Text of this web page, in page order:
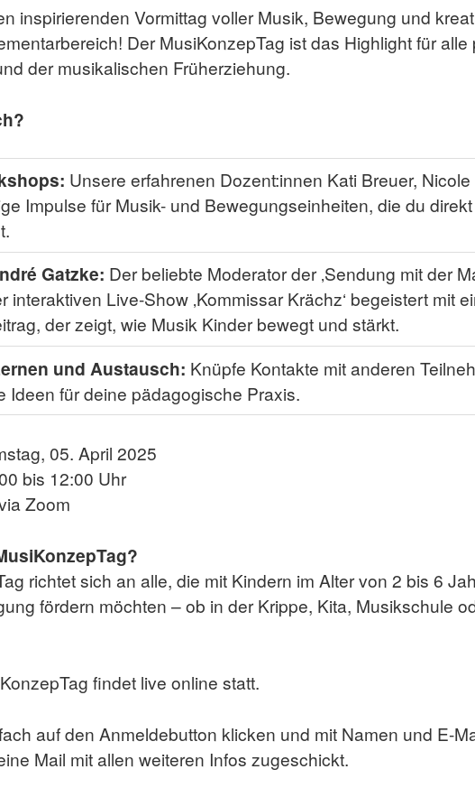
inspirierenden Vormittag voller Musik, Bewegung und
Der MusiKonzepTag ist das Highlight für
der musikalischen Früherziehung.
Unsere erfahrenen Dozent:innen Kati Breuer,
Impulse für Musik- und Bewegungseinheiten, die du
Gatzke: Der beliebte Moderator der ‚Sendung mit der
interaktiven Live-Show ‚Kommissar Krächz‘ begeistert mit
der zeigt, wie Musik Kinder bewegt und stärkt.
und Austausch: Knüpfe Kontakte mit anderen
Ideen für deine pädagogische Praxis.
05. April 2025
bis 12:00 Uhr
Zoom
richtet sich an alle, die mit Kindern im Alter von 2 bis 6
fördern möchten – ob in der Krippe, Kita, Musikschule
findet live online statt.
auf den Anmeldebutton klicken und mit Namen und E-
Mail mit allen weiteren Infos zugeschickt.